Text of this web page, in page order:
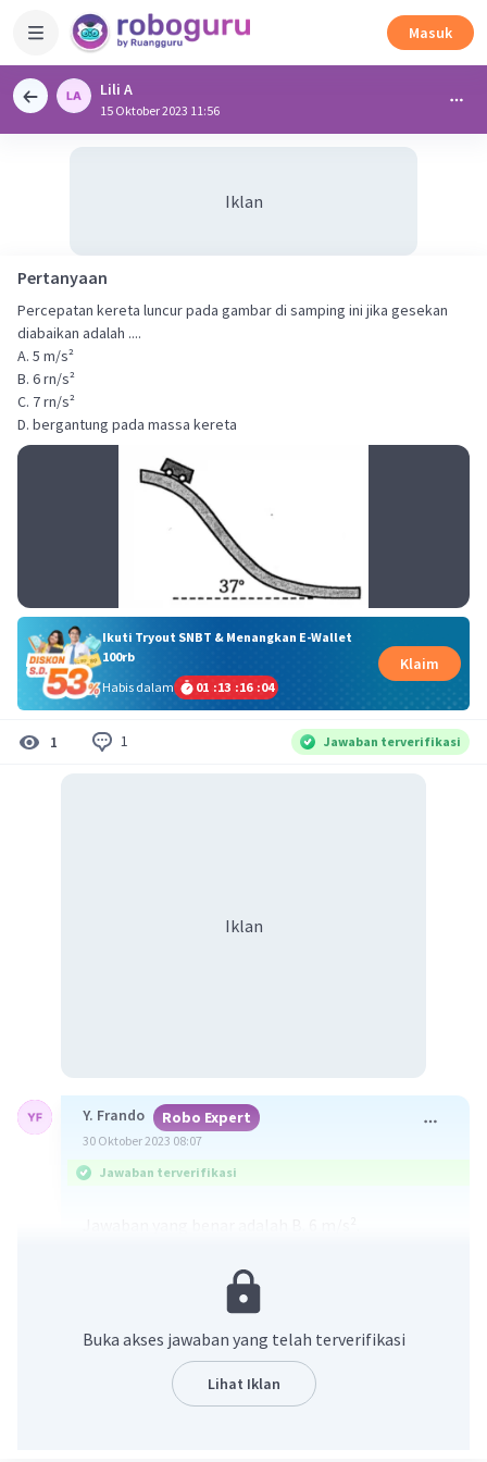
Masuk
Lili A
15 Oktober 2023 11:56
Iklan
Pertanyaan
Percepatan kereta luncur pada gambar di samping ini jika gesekan
diabaikan adalah ....
A. 5 m/s²
B. 6 rn/s²
C. 7 rn/s²
D. bergantung pada massa kereta
Ikuti Tryout SNBT & Menangkan E-Wallet
100rb
Habis dalam
01 :13 :16 :04
Klaim
1 1 Jawaban terverifikasi
Iklan
Y. Frando Robo Expert
30 Oktober 2023 08:07
Jawaban terverifikasi
θ = 37°
Buka akses jawaban yang telah terverifikasi
Lihat Iklan